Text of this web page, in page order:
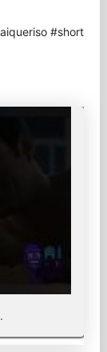
#short